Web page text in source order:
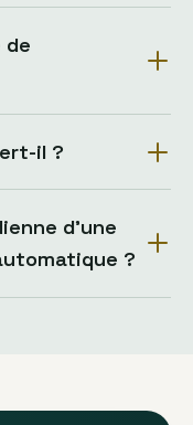
de
il ?
d’une
?